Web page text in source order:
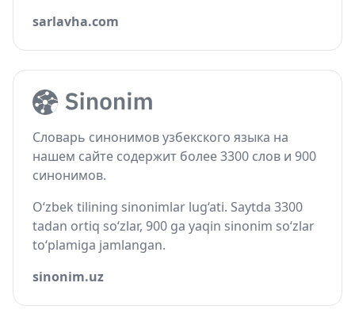
sarlavha.com
Словарь синонимов узбекского языка на
нашем сайте содержит более 3300 слов и 900
синонимов.
O‘zbek tilining sinonimlar lug‘ati. Saytda 3300
tadan ortiq so‘zlar, 900 ga yaqin sinonim so‘zlar
to‘plamiga jamlangan.
sinonim.uz